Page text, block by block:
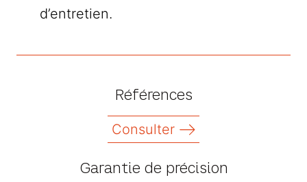
d’entretien.
Références
Consulter
Garantie de précision